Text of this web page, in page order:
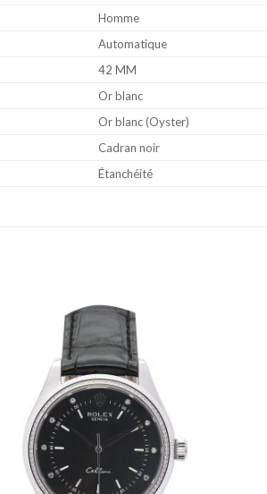
Homme
Automatique
42 MM
Or blanc
Or blanc (Oyster)
Cadran noir
Étanchéité